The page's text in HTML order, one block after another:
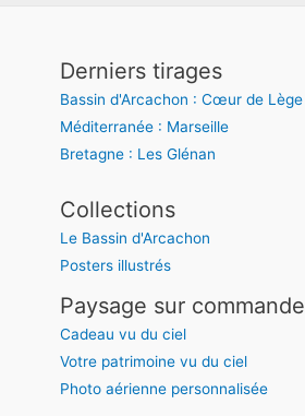
Derniers tirages
Bassin d'Arcachon : Cœur de Lège
Méditerranée : Marseille
Bretagne : Les Glénan
Collections
Le Bassin d'Arcachon
Posters illustrés
Paysage sur commande
Cadeau vu du ciel
Votre patrimoine vu du ciel
Photo aérienne personnalisée